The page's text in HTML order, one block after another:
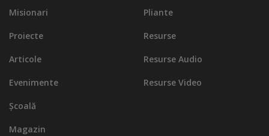
Misionari
Proiecte
Articole
Evenimente
Școală
Magazin
Pliante
Resurse
Resurse Audio
Resurse Video